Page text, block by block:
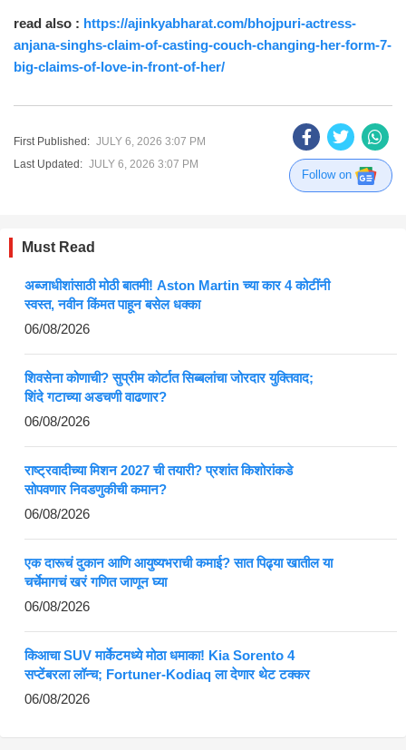
read also : https://ajinkyabharat.com/bhojpuri-actress-
anjana-singhs-claim-of-casting-couch-changing-her-form-7-
big-claims-of-love-in-front-of-her/
First Published: JULY 6, 2026 3:07 PM
Last Updated: JULY 6, 2026 3:07 PM
Follow on
Must Read
अब्जाधीशांसाठी मोठी बातमी! Aston Martin च्या कार 4 कोटींनी
स्वस्त, नवीन किंमत पाहून बसेल धक्का
06/08/2026
शिवसेना कोणाची? सुप्रीम कोर्टात सिब्बलांचा जोरदार युक्तिवाद;
शिंदे गटाच्या अडचणी वाढणार?
06/08/2026
राष्ट्रवादीच्या मिशन 2027 ची तयारी? प्रशांत किशोरांकडे
सोपवणार निवडणुकीची कमान?
06/08/2026
एक दारूचं दुकान आणि आयुष्यभराची कमाई? सात पिढ्या खातील या
चर्चेमागचं खरं गणित जाणून घ्या
06/08/2026
किआचा SUV मार्केटमध्ये मोठा धमाका! Kia Sorento 4
सप्टेंबरला लॉन्च; Fortuner-Kodiaq ला देणार थेट टक्कर
06/08/2026